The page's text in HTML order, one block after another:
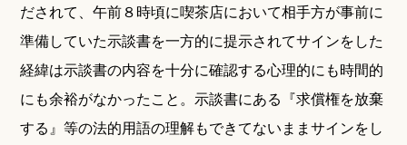
だされて、午前８時頃に喫茶店において相手方が事前に
準備していた示談書を一方的に提示されてサインをした
経緯は示談書の内容を十分に確認する心理的にも時間的
にも余裕がなかったこと。示談書にある『求償権を放棄
する』等の法的用語の理解もできてないままサインをし